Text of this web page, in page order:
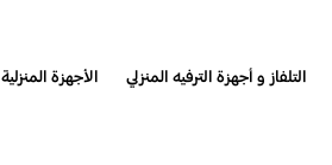
التلفاز و أجهزة الترفيه المنزلي الأجهزة المنزلية